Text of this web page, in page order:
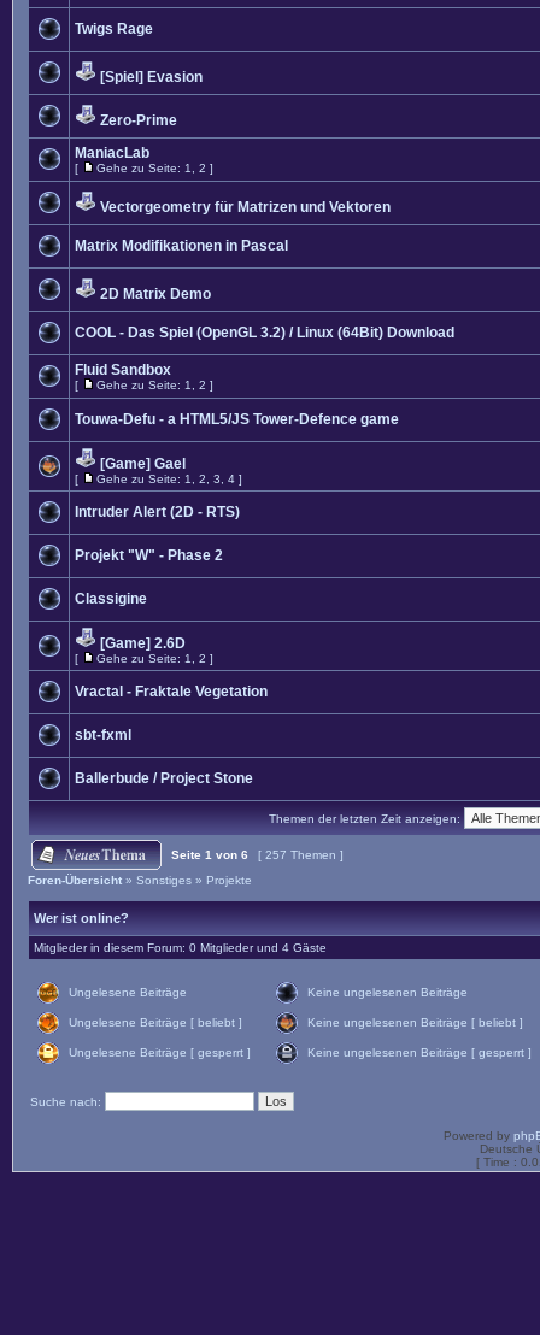
Twigs Rage
[Spiel] Evasion
Zero-Prime
ManiacLab
[ Gehe zu Seite: 1 2 ]
Vectorgeometry für Matrizen und Vektoren
Matrix Modifikationen in Pascal
2D Matrix Demo
COOL - Das Spiel (OpenGL 3.2) / Linux (64Bit) Download
Fluid Sandbox
[ Gehe zu Seite: 1 2 ]
Touwa-Defu - a HTML5/JS Tower-Defence game
[Game] Gael
[ Gehe zu Seite: 1 2 3 4 ]
Intruder Alert (2D - RTS)
Projekt "W" - Phase 2
Classigine
[Game] 2.6D
[ Gehe zu Seite: 1 2 ]
Vractal - Fraktale Vegetation
sbt-fxml
Ballerbude / Project Stone
Themen der letzten Zeit anzeigen:
Seite 1 von 6
[ 257 Themen ]
Foren-Übersicht » Sonstiges » Projekte
Wer ist online?
Mitglieder in diesem Forum: 0 Mitglieder und 4 Gäste
Ungelesene Beiträge Keine ungelesenen Beiträge
Ungelesene Beiträge [ beliebt ] Keine ungelesenen Beiträge [ beliebt ]
Ungelesene Beiträge [ gesperrt ] Keine ungelesenen Beiträge [ gesperrt ]
Suche nach:
Powered by
Deutsche
[ Time :